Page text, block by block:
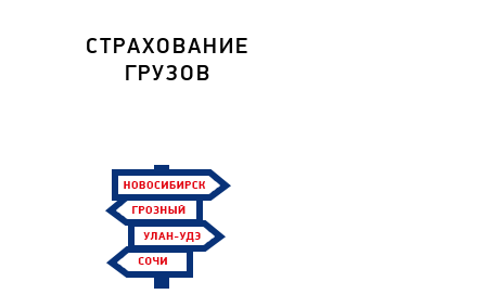
СТРАХОВАНИЕ
ГРУЗОВ